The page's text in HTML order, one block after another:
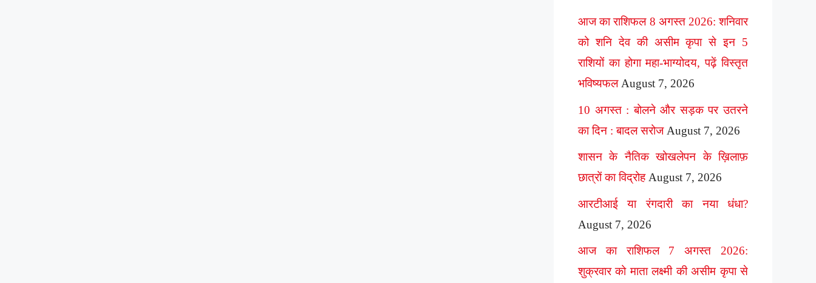
आज का राशिफल 8 अगस्त 2026: शनिवार
को शनि देव की असीम कृपा से इन 5
राशियों का होगा महा-भाग्योदय, पढ़ें विस्तृत
भविष्यफल August 7, 2026
10 अगस्त : बोलने और सड़क पर उतरने
का दिन : बादल सरोज August 7, 2026
शासन के नैतिक खोखलेपन के ख़िलाफ़
छात्रों का विद्रोह August 7, 2026
आरटीआई या रंगदारी का नया धंधा?
August 7, 2026
आज का राशिफल 7 अगस्त 2026:
शुक्रवार को माता लक्ष्मी की असीम कृपा से